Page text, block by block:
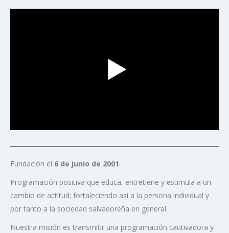
Fundación el 6 de junio de 2001.
Programación positiva que educa, entretiene y estimula a un
cambio de actitud; fortaleciendo así a la persona individual y
por tanto a la sociedad salvadoreña en general.
Nuestra misión es transmitir una programación cautivadora y